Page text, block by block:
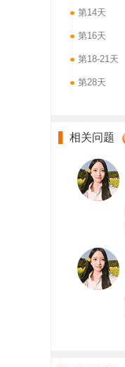
第14天
第16天
第18-21天
第28天
相关问题